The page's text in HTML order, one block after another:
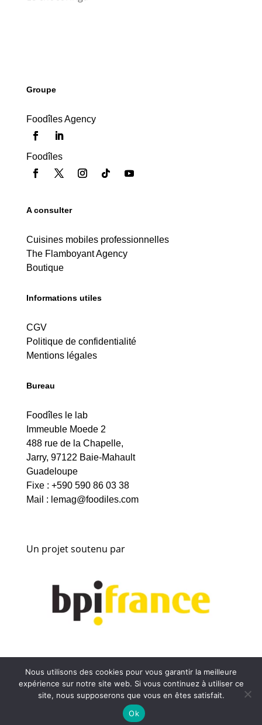
Groupe
Foodîles Agency
Foodîles
A consulter
Cuisines mobiles professionnelles
The Flamboyant Agency
Boutique
Informations utiles
CGV
Politique de confidentialité
Mentions légales
Bureau
Foodîles le lab
Immeuble Moede 2
488 rue de la Chapelle,
Jarry, 97122 Baie-Mahault
Guadeloupe
Fixe : +590 590 86 03 38
Mail : lemag@foodiles.com
Un projet soutenu par
Copyright © 2026 Divi. Tous droits réservés.
Nous utilisons des cookies pour vous garantir la meilleure
expérience sur notre site web. Si vous continuez à utiliser ce
site, nous supposerons que vous en êtes satisfait.
Ok